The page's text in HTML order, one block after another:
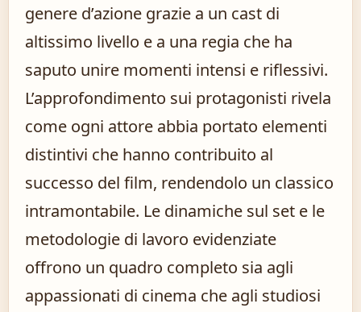
genere d’azione grazie a un cast di
altissimo livello e a una regia che ha
saputo unire momenti intensi e riflessivi.
L’approfondimento sui protagonisti rivela
come ogni attore abbia portato elementi
distintivi che hanno contribuito al
successo del film, rendendolo un classico
intramontabile. Le dinamiche sul set e le
metodologie di lavoro evidenziate
offrono un quadro completo sia agli
appassionati di cinema che agli studiosi